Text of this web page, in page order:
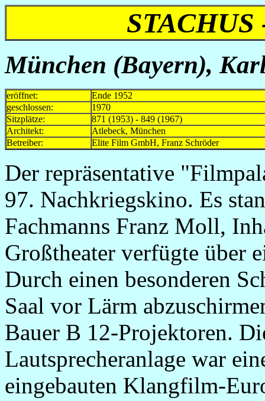
München (Bayern),
eröffnet:
Ende 1952
geschlossen:
1970
Sitzplätze:
871 (1953) - 849 (1967)
Architekt:
Atlebeck, München
Betreiber:
Elite Film GmbH, Franz Schröder
Der repräsentative
97. Nachkriegskino. Es
Fachmanns Franz Moll,
Großtheater verfügte über
Durch einen besonderen
Saal vor Lärm
Bauer B 12-Projektoren.
Lautsprecheranlage war
eingebauten Klangfilm-